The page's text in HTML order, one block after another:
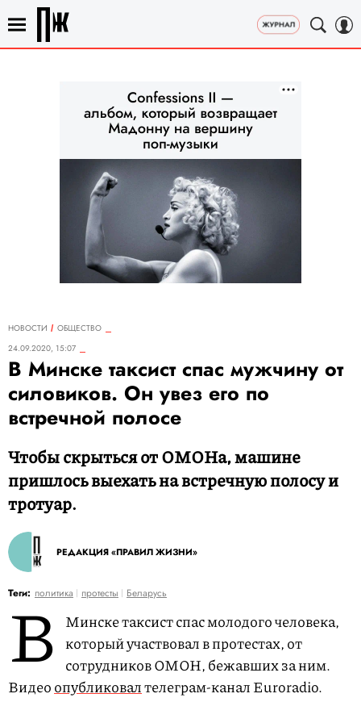
НОВОСТИ
ОБЩЕСТВО
24.09.2020, 15:07
В Минске таксист спас мужчину от
силовиков. Он увез его по
встречной полосе
Чтобы скрыться от ОМОНа, машине
пришлось выехать на встречную полосу и
тротуар.
РЕДАКЦИЯ «ПРАВИЛ ЖИЗНИ»
Теги: политика протесты Беларусь
В
Минске таксист спас молодого человека,
который участвовал в протестах, от
сотрудников ОМОН, бежавших за ним.
Видеоопубликовалтелеграм-канал Euroradio.